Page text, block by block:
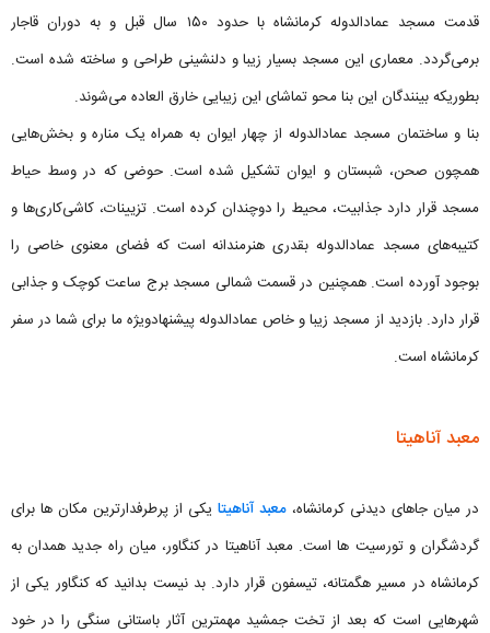
قدمت مسجد عمادالدوله کرمانشاه با حدود ۱۵۰ سال قبل و به دوران قاجار
برمی‌گردد. معماری این مسجد بسیار زیبا و دلنشینی طراحی و ساخته شده است.
بطوریکه بینندگان این بنا محو تماشای این زیبایی خارق العاده می‌شوند.
بنا و ساختمان مسجد عمادالدوله از چهار ایوان به همراه یک مناره و بخش‌هایی
همچون صحن، شبستان و ایوان تشکیل شده است. حوضی که در وسط حیاط
مسجد قرار دارد جذابیت، محیط را دوچندان کرده است. تزیینات، کاشی‌کاری‌ها و
کتیبه‌های مسجد عمادالدوله بقدری هنرمندانه است که فضای معنوی خاصی را
بوجود آورده است. همچنین در قسمت شمالی مسجد برج ساعت کوچک و جذابی
قرار دارد. بازدید از مسجد زیبا و خاص عمادالدوله پیشنهادویژه ما برای شما در سفر
کرمانشاه است.
معبد آناهیتا
در میان جاهای دیدنی کرمانشاه، معبد آناهیتا یکی از پرطرفدارترین مکان ها برای
گردشگران و تورسیت ها است. معبد آناهیتا در کنگاور، میان راه جدید همدان به
کرمانشاه در مسیر هگمتانه، تیسفون قرار دارد. بد نیست بدانید که کنگاور یکی از
شهرهایی است که بعد از تخت جمشید مهمترین آثار باستانی سنگی را در خود